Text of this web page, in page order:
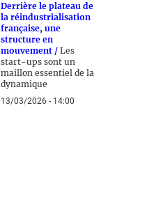
Derrière le plateau de
la réindustrialisation
française, une
structure en
mouvement / Les
start-ups sont un
maillon essentiel de la
dynamique
13/03/2026 - 14:00